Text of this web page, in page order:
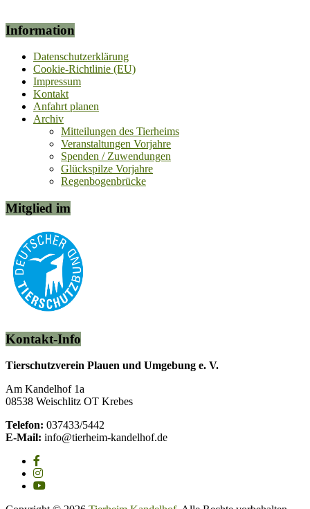
Information
Datenschutzerklärung
Cookie-Richtlinie (EU)
Impressum
Kontakt
Anfahrt planen
Archiv
Mitteilungen des Tierheims
Veranstaltungen Vorjahre
Spenden / Zuwendungen
Glückspilze Vorjahre
Regenbogenbrücke
Mitglied im
Kontakt-Info
Tierschutzverein Plauen und Umgebung e. V.
Am Kandelhof 1a
08538 Weischlitz OT Krebes
Telefon: 037433/5442
E-Mail: info@tierheim-kandelhof.de